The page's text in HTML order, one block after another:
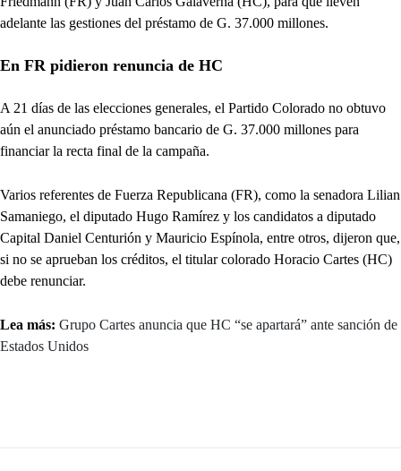
adelante las gestiones del préstamo de G. 37.000 millones.
En FR pidieron renuncia de HC
A 21 días de las elecciones generales, el Partido Colorado no obtuvo
aún el anunciado préstamo bancario de G. 37.000 millones para
financiar la recta final de la campaña.
Varios referentes de Fuerza Republicana (FR), como la senadora Lilian
Samaniego, el diputado Hugo Ramírez y los candidatos a diputado
Capital Daniel Centurión y Mauricio Espínola, entre otros, dijeron que,
si no se aprueban los créditos, el titular colorado Horacio Cartes (HC)
debe renunciar.
Lea más: Grupo Cartes anuncia que HC “se apartará” ante sanción de
Estados Unidos